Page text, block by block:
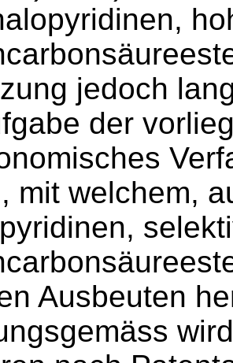
jedoch
der
mit welchem,
Ausbeuten